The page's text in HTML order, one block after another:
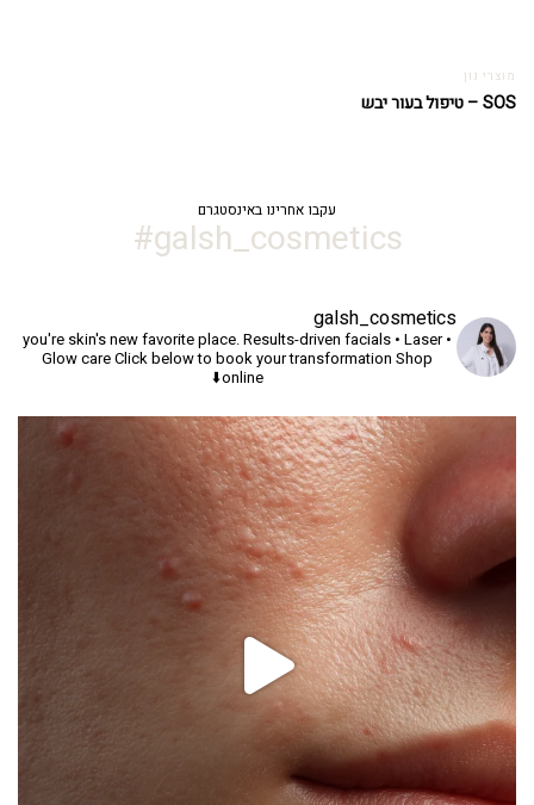
מוצרי נון
SOS – טיפול בעור יבש
עקבו אחרינו באינסטגרם
galsh_cosmetics#
galsh_cosmetics
you're skin's new favorite place.Results-driven facials • Laser •
Glow careClick below to book your transformation Shop
online⬇️